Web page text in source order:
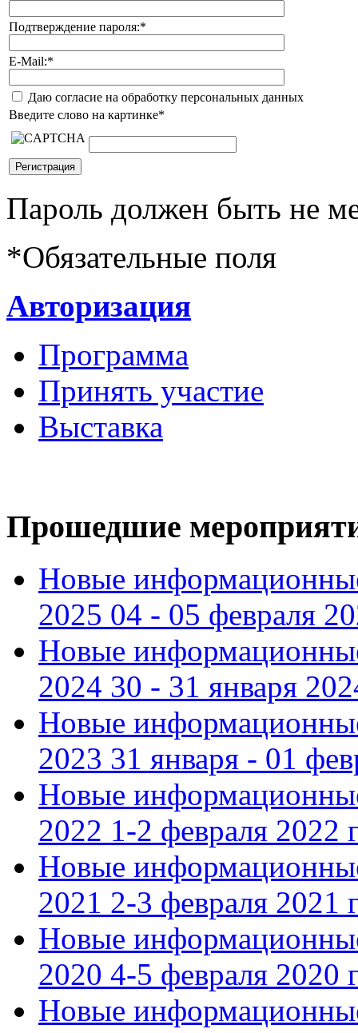
Подтверждение пароля:*
E-Mail:*
Даю согласие на обработку персональных данных
Введите слово на картинке*
Пароль должен быть не
*Обязательные поля
Авторизация
Программа
Принять участие
Выставка
Прошедшие
Новые
2025 04 - 05 февраля
Новые
2024 30 - 31 января
Новые
2023 31 января - 01
Новые
2022 1-2 февраля 2022
Новые
2021 2-3 февраля 2021
Новые
2020 4-5 февраля 2020
Новые